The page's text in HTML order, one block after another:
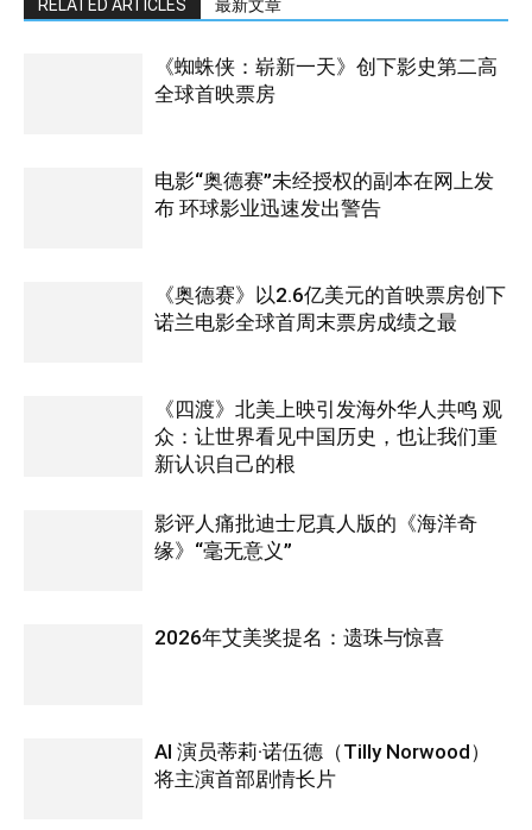
RELATED ARTICLES 最新文章
《蜘蛛侠：崭新一天》创下影史第二高
全球首映票房
电影“奥德赛”未经授权的副本在网上发
布 环球影业迅速发出警告
《奥德赛》以2.6亿美元的首映票房创下
诺兰电影全球首周末票房成绩之最
《四渡》北美上映引发海外华人共鸣 观
众：让世界看见中国历史，也让我们重
新认识自己的根
影评人痛批迪士尼真人版的《海洋奇
缘》“毫无意义”
2026年艾美奖提名：遗珠与惊喜
AI 演员蒂莉·诺伍德（Tilly Norwood）
将主演首部剧情长片